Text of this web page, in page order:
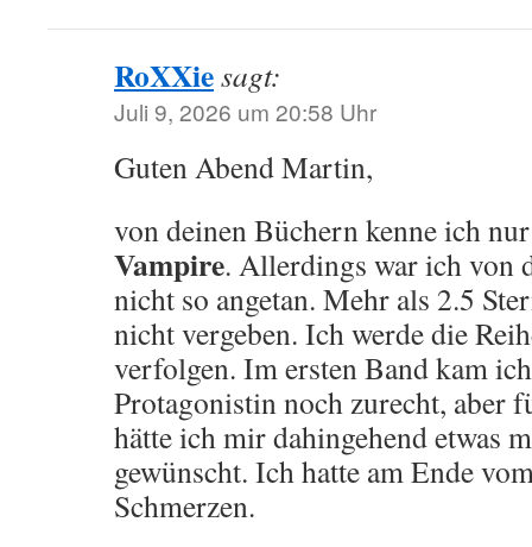
RoXXiesagt:
Juli 9, 2026 um 20:58 Uhr
Guten Abend Martin,
von deinen Büchern kenne ich
Vampire. Allerdings war ich von
nicht so angetan. Mehr als 2.5
nicht vergeben. Ich werde die
verfolgen. Im ersten Band kam
Protagonistin noch zurecht, aber
hätte ich mir dahingehend etwas
gewünscht. Ich hatte am Ende
Schmerzen.